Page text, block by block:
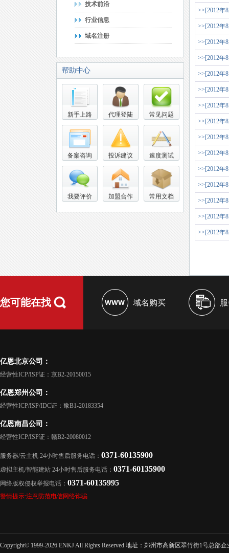
技术前沿
行业信息
域名注册
帮助中心
新手上路 代理登陆 常见问题
备案咨询 投诉建议 速度测试
我要评价 加盟合作 常用文档
>>[2012年
>>[2012年
>>[2012年
>>[2012年
>>[2012年
>>[2012年
>>[2012年
>>[2012年
>>[2012年
>>[2012年
>>[2012年
>>[2012年
>>[2012年
>>[2012年
>>[2012年
您可能在找 域名购买
亿恩北京公司：
经营性ICP/ISP证：京B2-20150015
亿恩郑州公司：
经营性ICP/ISP/IDC证：豫B1-20183354
亿恩南昌公司：
经营性ICP/ISP证：赣B2-20080012
服务器/云主机 24小时售后服务电话： 0371-60135900
虚拟主机/智能建站 24小时售后服务电话： 0371-60135900
网络版权侵权举报电话： 0371-60135995
警情提示:注意防范电信网络诈骗
Copyright© 1999-2026 ENKJ All Rights Reserved 地址：郑州市高新区翠竹街1号